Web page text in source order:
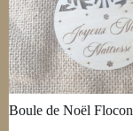
Boule de Noël Flocon